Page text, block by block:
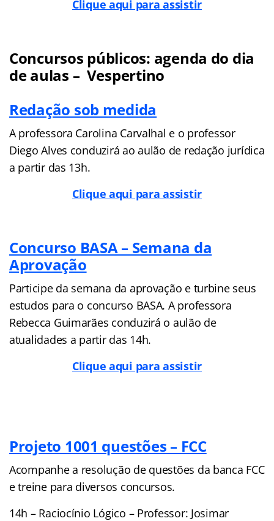
Clique aqui para assistir
Concursos públicos: agenda do dia
de aulas – Vespertino
Redação sob medida
A professora Carolina Carvalhal e o professor
Diego Alves conduzirá ao aulão de redação jurídica
a partir das 13h.
Clique aqui para assistir
Concurso BASA – Semana da
Aprovação
Participe da semana da aprovação e turbine seus
estudos para o concurso BASA. A professora
Rebecca Guimarães conduzirá o aulão de
atualidades a partir das 14h.
Clique aqui para assistir
Projeto 1001 questões – FCC
Acompanhe a resolução de questões da banca FCC
e treine para diversos concursos.
14h – Raciocínio Lógico – Professor: Josimar